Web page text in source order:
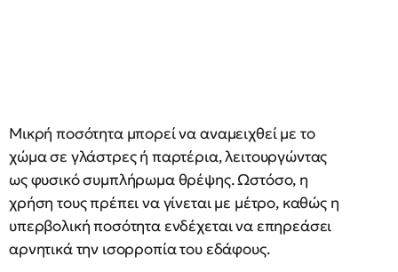
Μικρή ποσότητα μπορεί να αναμειχθεί με το
χώμα σε γλάστρες ή παρτέρια, λειτουργώντας
ως φυσικό συμπλήρωμα θρέψης. Ωστόσο, η
χρήση τους πρέπει να γίνεται με μέτρο, καθώς η
υπερβολική ποσότητα ενδέχεται να επηρεάσει
αρνητικά την ισορροπία του εδάφους.